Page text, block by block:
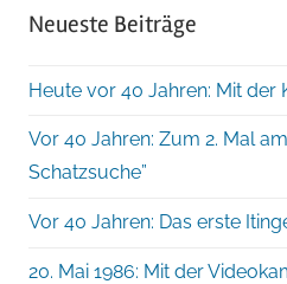
Neueste Beiträge
Heute vor 40 Jahren: Mit der
Vor 40 Jahren: Zum 2. Mal
Schatzsuche”
Vor 40 Jahren: Das erste
20. Mai 1986: Mit der